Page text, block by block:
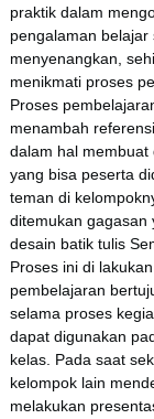
praktik dalam
pengalaman
menyenangkan,
menikmati proses
Proses
menambah
dalam hal membuat
yang bisa peserta
teman di
ditemukan gagasan
desain batik tulis
Proses ini di
pembelajaran
selama proses
dapat digunakan
kelas. Pada saat
kelompok lain
melakukan